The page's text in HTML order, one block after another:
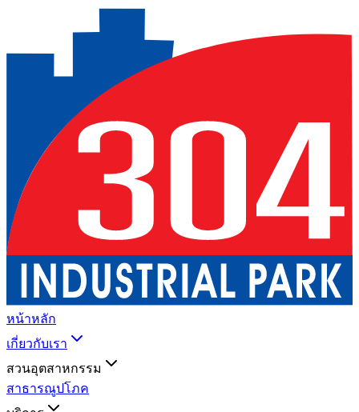
หน้าหลัก
เกี่ยวกับเรา
สวนอุตสาหกรรม
สาธารณูปโภค